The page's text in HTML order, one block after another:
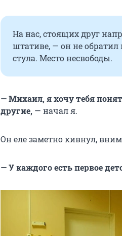
На нас, стоящих друг
штативе, — он не
стула. Место несвободы.
— Михаил, я хочу тебя
другие, — начал я.
Он еле заметно кивнул,
— У каждого есть первое